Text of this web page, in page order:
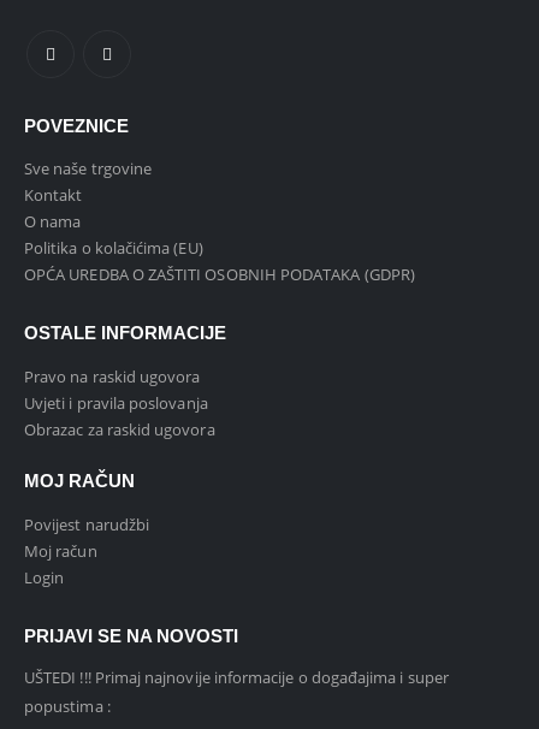
POVEZNICE
Sve naše trgovine
Kontakt
O nama
Politika o kolačićima (EU)
OPĆA UREDBA O ZAŠTITI OSOBNIH PODATAKA (GDPR)
OSTALE INFORMACIJE
Pravo na raskid ugovora
Uvjeti i pravila poslovanja
Obrazac za raskid ugovora
MOJ RAČUN
Povijest narudžbi
Moj račun
Login
PRIJAVI SE NA NOVOSTI
UŠTEDI !!! Primaj najnovije informacije o događajima i super
popustima :